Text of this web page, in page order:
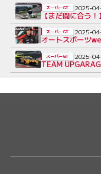
【まだ間に合う
スーパーGT 2025-
オートスポーツ
スーパーGT 2025-
TEAM
スーパーGT 2025-